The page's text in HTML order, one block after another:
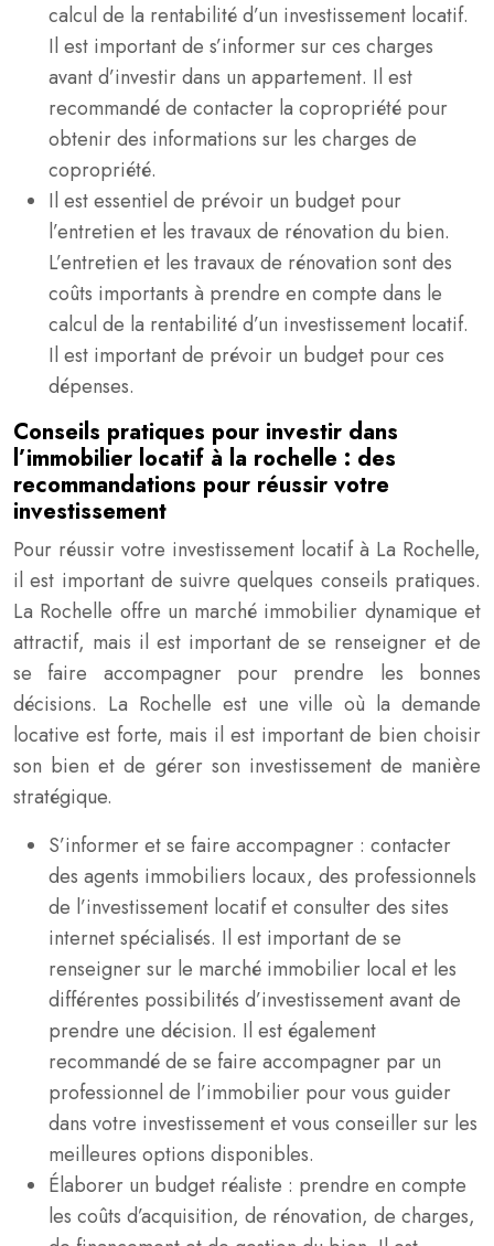
calcul de la rentabilité d’un investissement locatif.
Il est important de s’informer sur ces charges
avant d’investir dans un appartement. Il est
recommandé de contacter la copropriété pour
obtenir des informations sur les charges de
copropriété.
Il est essentiel de prévoir un budget pour
l’entretien et les travaux de rénovation du bien.
L’entretien et les travaux de rénovation sont des
coûts importants à prendre en compte dans le
calcul de la rentabilité d’un investissement locatif.
Il est important de prévoir un budget pour ces
dépenses.
Conseils pratiques pour investir dans
l’immobilier locatif à la rochelle : des
recommandations pour réussir votre
investissement
Pour réussir votre investissement locatif à La Rochelle,
il est important de suivre quelques conseils pratiques.
La Rochelle offre un marché immobilier dynamique et
attractif, mais il est important de se renseigner et de
se faire accompagner pour prendre les bonnes
décisions. La Rochelle est une ville où la demande
locative est forte, mais il est important de bien choisir
son bien et de gérer son investissement de manière
stratégique.
S’informer et se faire accompagner : contacter
des agents immobiliers locaux, des professionnels
de l’investissement locatif et consulter des sites
internet spécialisés. Il est important de se
renseigner sur le marché immobilier local et les
différentes possibilités d’investissement avant de
prendre une décision. Il est également
recommandé de se faire accompagner par un
professionnel de l’immobilier pour vous guider
dans votre investissement et vous conseiller sur les
meilleures options disponibles.
Élaborer un budget réaliste : prendre en compte
les coûts d’acquisition, de rénovation, de charges,